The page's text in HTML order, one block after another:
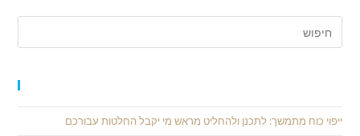
ייפוי כוח מתמשך: לתכנן ולהחליט מראש מי יקבל החלטות עבורכם